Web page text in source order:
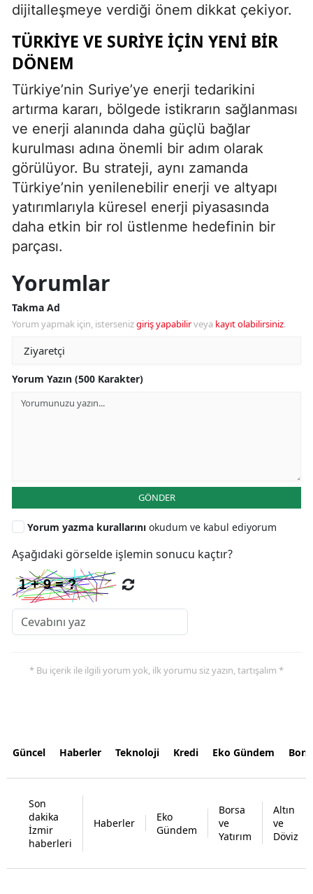
dijitalleşmeye verdiği önem dikkat çekiyor.
TÜRKIYE VE SURIYE İÇIN YENI BIR
DÖNEM
Türkiye’nin Suriye’ye enerji tedarikini
artırma kararı, bölgede istikrarın sağlanması
ve enerji alanında daha güçlü bağlar
kurulması adına önemli bir adım olarak
görülüyor. Bu strateji, aynı zamanda
Türkiye’nin yenilenebilir enerji ve altyapı
yatırımlarıyla küresel enerji piyasasında
daha etkin bir rol üstlenme hedefinin bir
parçası.
Yorumlar
Takma Ad
Yorum yapmak için, istersenizgiriş yapabilirveya kayıt olabilirsiniz.
Yorum Yazın (500 Karakter)
GÖNDER
Yorum yazma kurallarını okudum ve kabul ediyorum
Aşağıdaki görselde işlemin sonucu kaçtır?
* Bu içerik ile ilgili yorum yok, ilk yorumu siz yazın, tartışalım *
Güncel Haberler Teknoloji Kredi Eko Gündem
Son
dakika
İzmir
haberleri
Haberler
Eko
Gündem
Borsa
ve
Yatırım
Altın
ve
Döviz